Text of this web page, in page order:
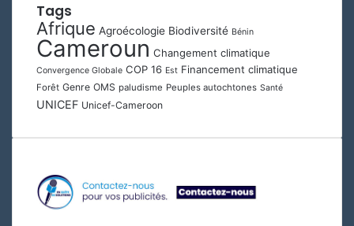
Tags
Afrique Agroécologie Biodiversité Bénin
Cameroun Changement climatique
Convergence Globale COP 16 Est Financement climatique
Forêt Genre OMS paludisme Peuples autochtones Santé
UNICEF Unicef-Cameroon